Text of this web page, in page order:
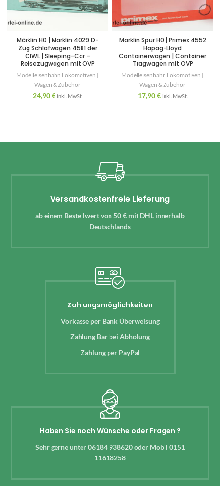
Märklin H0 | Märklin 4029 D-
Zug Schlafwagen 4581 der
CIWL | Sleeping-Car –
Reisezugwagen mit OVP
Modelleisenbahn Lokomotiven |
Wagen & Zubehör
24,90€ inkl. MwSt.
Märklin Spur H0 | Primex 4552
Hapag-Lloyd
Containerwagen | Container
Tragwagen mit OVP
Modelleisenbahn Lokomotiven |
Wagen & Zubehör
17,90€ inkl. MwSt.
Versandkostenfreie Lieferung
ab einem Bestellwert von 50 € mit DHL innerhalb
Deutschlands
Zahlungsmöglichkeiten
Vorkasse per Bank Überweisung
Zahlung Bar bei Abholung
Zahlung per PayPal
Haben Sie noch Wünsche oder Fragen ?
Sehr gerne unter 06184 938620 oder Mobil 0151
11618258